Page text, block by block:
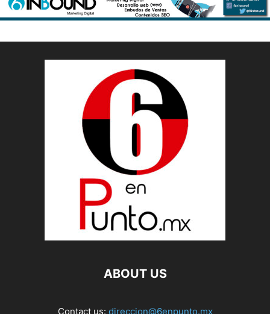
ABOUT US
Contact us: direccion@6enpunto.mx